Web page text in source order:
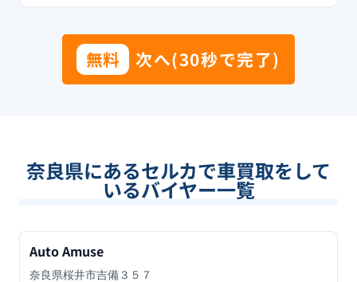
無料 次へ(30秒で完了)
奈良県にあるセルカで車買取をして
いるバイヤー一覧
Auto Amuse
奈良県桜井市吉備３５７